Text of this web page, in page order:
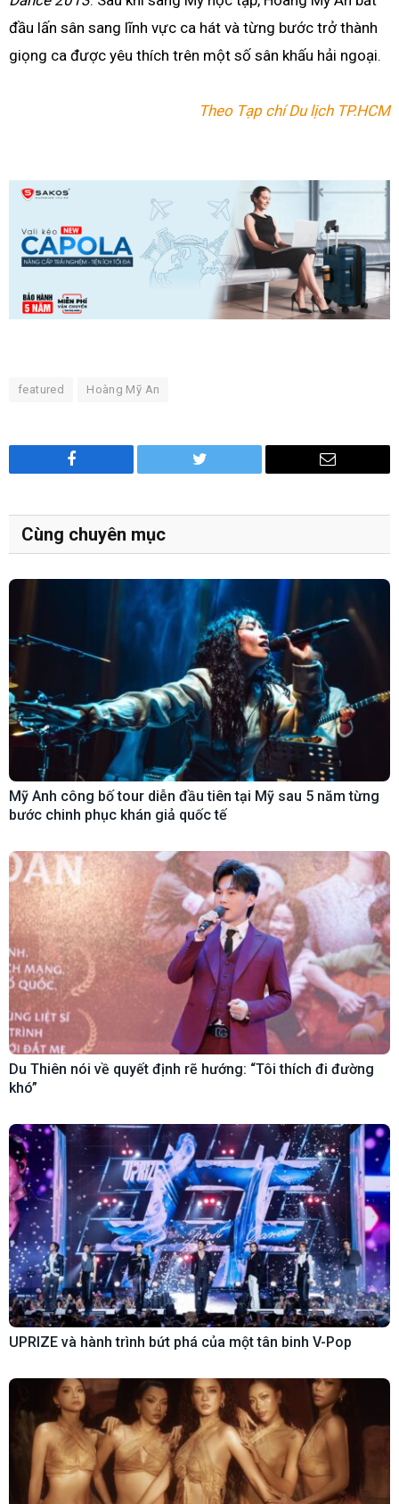
đầu lấn sân sang lĩnh vực ca hát và từng bước trở thành
giọng ca được yêu thích trên một số sân khấu hải ngoại.
Theo Tạp chí Du lịch TP.HCM
featured Hoàng Mỹ An
Facebook Twitter Email
Cùng chuyên mục
Mỹ Anh công bố tour diễn đầu tiên tại Mỹ sau 5 năm từng
bước chinh phục khán giả quốc tế
Du Thiên nói về quyết định rẽ hướng: “Tôi thích đi đường
khó”
UPRIZE và hành trình bứt phá của một tân binh V-Pop